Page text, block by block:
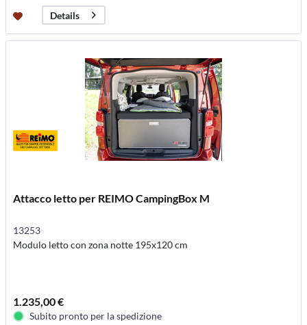
Details
Attacco letto per REIMO CampingBox M
13253
Modulo letto con zona notte 195x120 cm
1.235,00 €
Subito pronto per la spedizione